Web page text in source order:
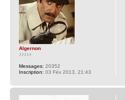
Algernon
♪♪♪♪♪
Messages: 20352
Inscription: 03 Fév 2013, 21:43